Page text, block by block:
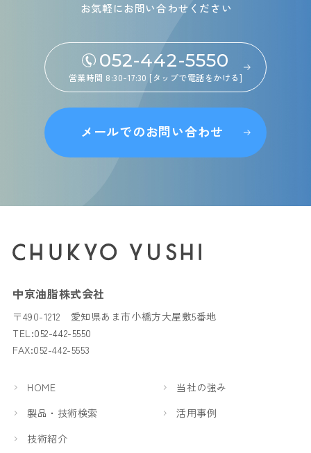
お気軽にお問い合わせください
052-442-5550
営業時間 8:30-17:30 [タップで電話をかける]
メールでのお問い合わせ
中京油脂株式会社
〒490-1212 愛知県あま市小橋方大屋敷5番地
TEL:052-442-5550
FAX:052-442-5553
HOME
当社の強み
製品・技術検索
活用事例
技術紹介